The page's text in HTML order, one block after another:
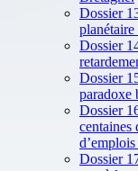
Dossier
planétaire
Dossier
Dossier
paradoxe
Dossier
centaines
d’emplois
Dossier